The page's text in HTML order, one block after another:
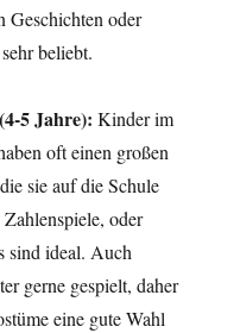
Geschichten oder
beliebt.
5 Jahre): Kinder im
oft einen großen
sie auf die Schule
oder
sind ideal. Auch
gerne gespielt, daher
eine gute Wahl